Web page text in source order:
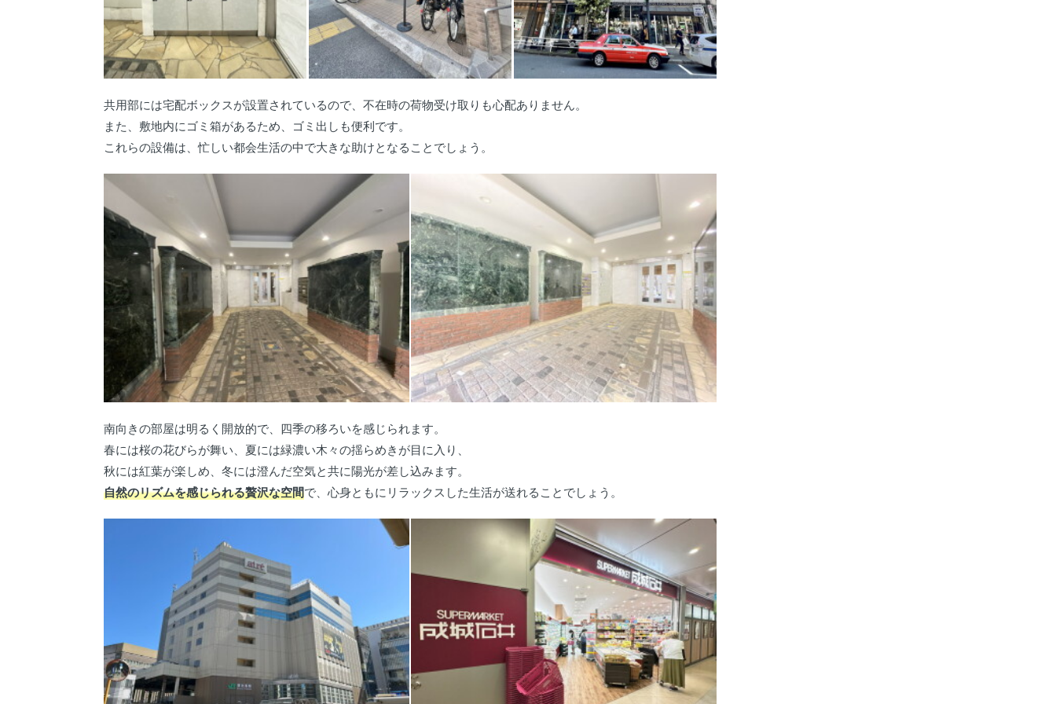
共用部には宅配ボックスが設置されているので、不在時の荷物受け取りも心配ありません。
また、敷地内にゴミ箱があるため、ゴミ出しも便利です。
これらの設備は、忙しい都会生活の中で大きな助けとなることでしょう。
南向きの部屋は明るく開放的で、四季の移ろいを感じられます。
春には桜の花びらが舞い、夏には緑濃い木々の揺らめきが目に入り、
秋には紅葉が楽しめ、冬には澄んだ空気と共に陽光が差し込みます。
自然のリズムを感じられる贅沢な空間で、心身ともにリラックスした生活が送れることでしょう。